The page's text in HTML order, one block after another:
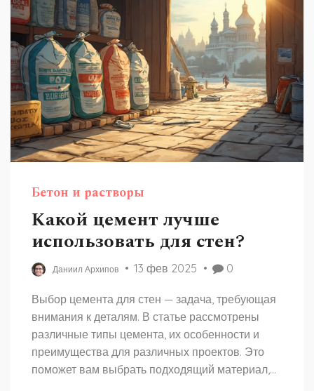
Бетон и растворы
Какой цемент лучше
использовать для стен?
Даниил Архипов 13 фев 2025 0
Выбор цемента для стен — задача, требующая
внимания к деталям. В статье рассмотрены
различные типы цемента, их особенности и
преимущества для различных проектов. Это
поможет вам выбрать подходящий материал,